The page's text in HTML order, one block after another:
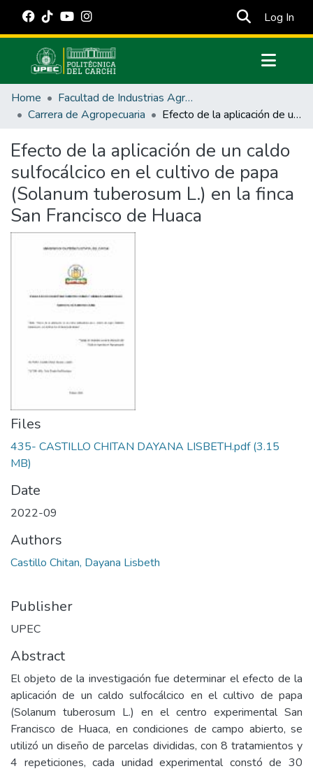
Log In
Communities & Collections
All of DSpace
Estadísticas Externas
Manuales
Home
Facultad de Industrias Agropecuarias y Ciencias Ambientales
Carrera de Agropecuaria
Efecto de la aplicación de un caldo sulfocálcico en el cultivo de papa (Solanum tuberosum L.) en la finca San Francisco de Huaca
Efecto de la aplicación de un caldo
sulfocálcico en el cultivo de papa
(Solanum tuberosum L.) en la finca
San Francisco de Huaca
Files
435- CASTILLO CHITAN DAYANA LISBETH.pdf(3.15
MB)
Date
2022-09
Authors
Castillo Chitan, Dayana Lisbeth
Publisher
UPEC
Abstract
El objeto de la investigación fue determinar el efecto de la
aplicación de un caldo sulfocálcico en el cultivo de papa
(Solanum tuberosum L.) en el centro experimental San
Francisco de Huaca, en condiciones de campo abierto, se
utilizó un diseño de parcelas divididas, con 8 tratamientos y
4 repeticiones, cada unidad experimental constó de 30